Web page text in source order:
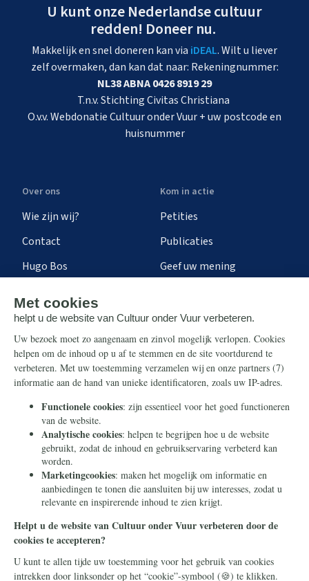
U kunt onze Nederlandse cultuur
redden! Doneer nu.
Makkelijk en snel doneren kan via iDEAL. Wilt u liever
zelf overmaken, dan kan dat naar: Rekeningnummer:
NL38 ABNA 0426 8919 29
T.n.v. Stichting Civitas Christiana
O.v.v. Webdonatie Cultuur onder Vuur + uw postcode en
huisnummer
Over ons
Wie zijn wij?
Contact
Hugo Bos
Kom in actie
Petities
Publicaties
Geef uw mening
Steun ons
Nieuwsbrief
Eenmalig
Maandelijks
Periodiek
Nalaten
Zelf overschrijven
Info
Contact
Ontvang onze Telegram-
berichten
© 2026 Stichting Civitas Christiana Cookieverklaring